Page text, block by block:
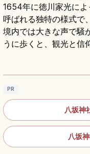
1654年に徳川家光に
呼ばれる独特の様式で
境内では大きな声で騒
うに歩くと、観光と信
八坂神社の見どころ
PR
八坂神
八坂